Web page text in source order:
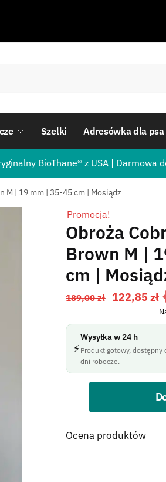
Szelki Adresówka dla psa
BioThane® z USA | Darmowa
M | 19 mm | 35-45 cm | Mosiądz
Promocja!
Obroża
Brown M |
cm |
189,00zł 122,85zł
⚡
Wysyłka w 24 h
Produkt gotowy, dostępny
dni robocze.
Błąd: Brak formularza
Ocena produktów